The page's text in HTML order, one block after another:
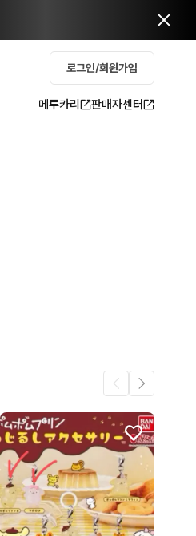
로그인/회원가입
메루카리 판매자센터